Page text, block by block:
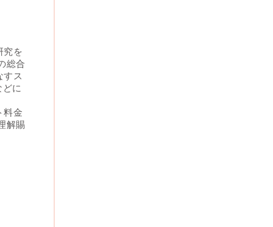
究を
総合
ス
に
料金
解賜